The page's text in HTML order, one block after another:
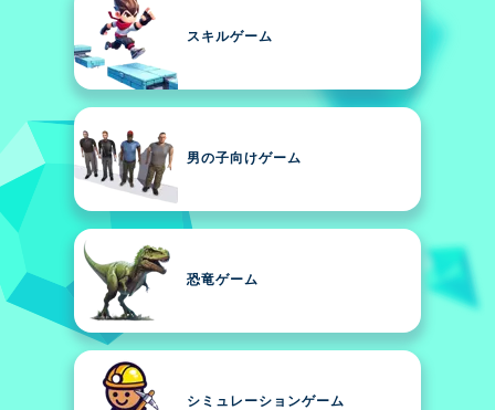
スキルゲーム
男の子向けゲーム
恐竜ゲーム
シミュレーションゲーム